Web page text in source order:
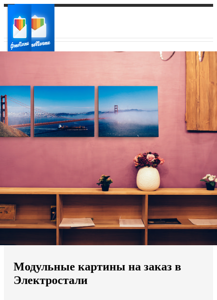
Ваш город:
Ваш регион доставки
Выберите из списка:
Мы доставляем по всему миру
Продолжить без города
Модульные картины на заказ в
Электростали